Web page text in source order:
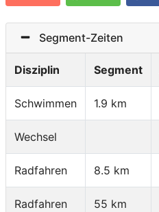
Segment-Zeiten
Disziplin Segment
Schwimmen 1.9 km
Wechsel
Radfahren 8.5 km
Radfahren 55 km